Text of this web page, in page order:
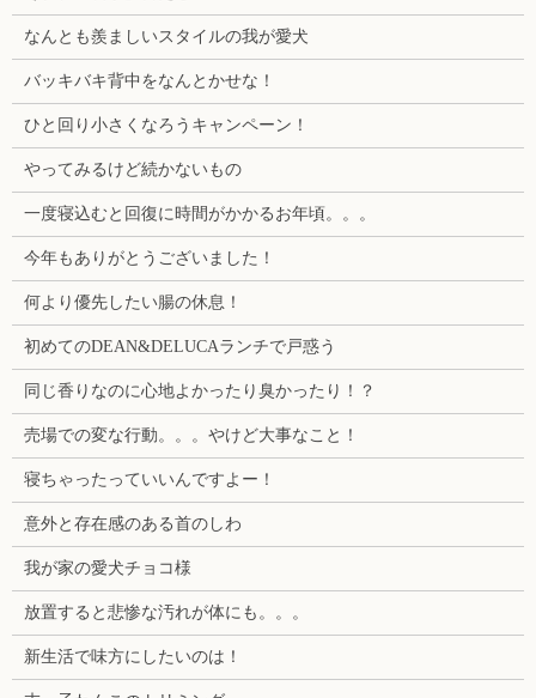
なんとも羨ましいスタイルの我が愛犬
バッキバキ背中をなんとかせな！
ひと回り小さくなろうキャンペーン！
やってみるけど続かないもの
一度寝込むと回復に時間がかかるお年頃。。。
今年もありがとうございました！
何より優先したい腸の休息！
初めてのDEAN&DELUCAランチで戸惑う
同じ香りなのに心地よかったり臭かったり！？
売場での変な行動。。。やけど大事なこと！
寝ちゃったっていいんですよー！
意外と存在感のある首のしわ
我が家の愛犬チョコ様
放置すると悲惨な汚れが体にも。。。
新生活で味方にしたいのは！